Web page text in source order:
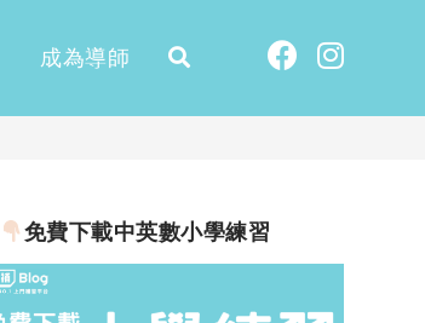
成為導師
免費下載中英數小學練習